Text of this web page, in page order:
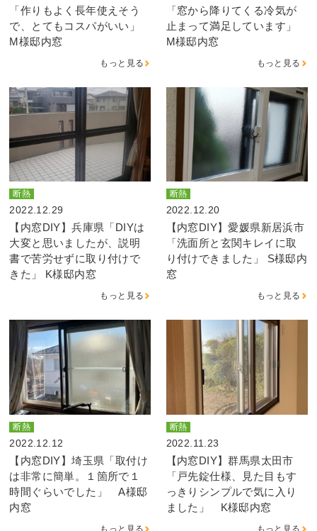
「作りもよく長年使えそう
で、とてもコスパがいい」
M様邸内窓
もっと見る
「窓から降りてくる冷気が
止まって満足しています」
M様邸内窓
もっと見る
断熱
2022.12.29
【内窓DIY】兵庫県「DIYは
大変と思いましたが、説明
書で苦労せずに取り付けで
きた」 K様邸内窓
もっと見る
断熱
2022.12.20
【内窓DIY】愛媛県新居浜市
「洗面所と玄関キレイに取
り付けできました」 S様邸内
窓
もっと見る
断熱
2022.12.12
【内窓DIY】埼玉県「取付け
は非常に簡単。１箇所で１
時間ぐらいでした」 A様邸
内窓
もっと見る
断熱
2022.11.23
【内窓DIY】群馬県太田市
「戸先錠仕様、見た目もす
っきりシンプルで気に入り
ました」 K様邸内窓
もっと見る